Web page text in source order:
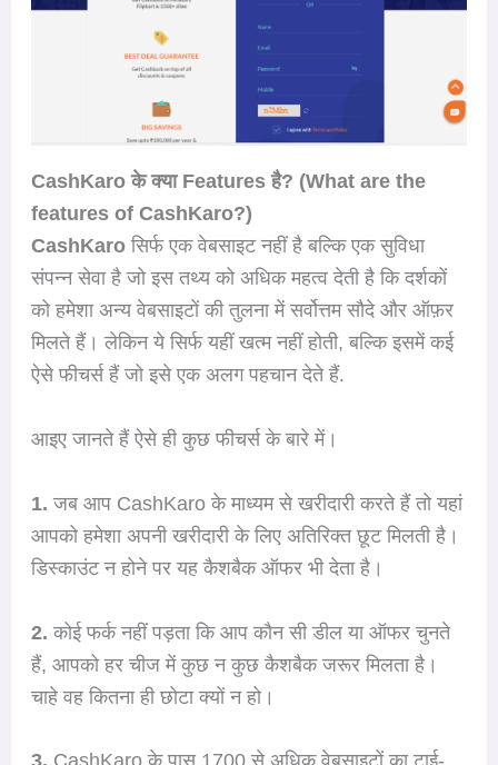
CashKaro के क्या Features है? (What are the
features of CashKaro?)
CashKaroसिर्फ एक वेबसाइट नहीं है बल्कि एक सुविधा
संपन्न सेवा है जो इस तथ्य को अधिक महत्व देती है कि दर्शकों
को हमेशा अन्य वेबसाइटों की तुलना में सर्वोत्तम सौदे और ऑफ़र
मिलते हैं। लेकिन ये सिर्फ यहीं खत्म नहीं होती, बल्कि इसमें कई
ऐसे फीचर्स हैं जो इसे एक अलग पहचान देते हैं.
आइए जानते हैं ऐसे ही कुछ फीचर्स के बारे में।
1.जब आप CashKaro के माध्यम से खरीदारी करते हैं तो यहां
आपको हमेशा अपनी खरीदारी के लिए अतिरिक्त छूट मिलती है।
डिस्काउंट न होने पर यह कैशबैक ऑफर भी देता है।
2. कोई फर्क नहीं पड़ता कि आप कौन सी डील या ऑफर चुनते
हैं, आपको हर चीज में कुछ न कुछ कैशबैक जरूर मिलता है।
चाहे वह कितना ही छोटा क्यों न हो।